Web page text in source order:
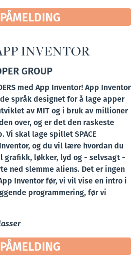
PÅMELDING
INVENTOR
GROUP
med App Inventor! App Inventor
språk designet for å lage apper
av MIT og i bruk av millioner
over, og er det den raskeste
Vi skal lage spillet SPACE
Inventor, og du vil lære hvordan du
grafikk, løkker, lyd og - selvsagt -
ned slemme aliens. Det er ingen
Inventor før, vi vil vise en intro i
programmering, før vi
PÅMELDING